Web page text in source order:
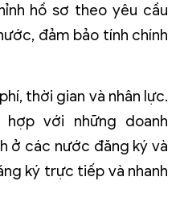
hồ sơ theo yêu cầu
đảm bảo tính chính
thời gian và nhân lực.
với những doanh
ở các nước đăng ký và
ký trực tiếp và nhanh